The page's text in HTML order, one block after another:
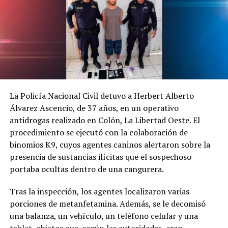
La Policía Nacional Civil detuvo a Herbert Alberto
Álvarez Ascencio, de 37 años, en un operativo
antidrogas realizado en Colón, La Libertad Oeste. El
procedimiento se ejecutó con la colaboración de
binomios K9, cuyos agentes caninos alertaron sobre la
presencia de sustancias ilícitas que el sospechoso
portaba ocultas dentro de una cangurera.
Tras la inspección, los agentes localizaron varias
porciones de metanfetamina. Además, se le decomisó
una balanza, un vehículo, un teléfono celular y una